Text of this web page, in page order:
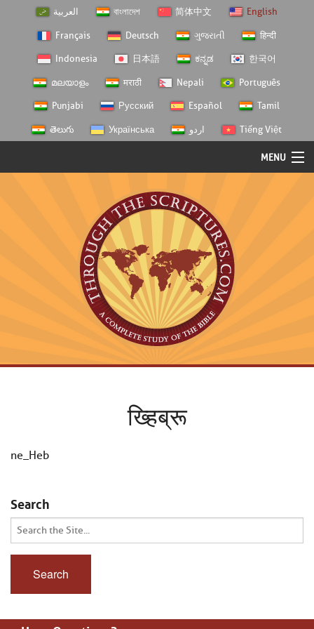
العربية বাংলাদেশ 简体中文 English
Français Deutsch ગુજરાતી हिन्दी
Indonesia 日本語 ಕನ್ನಡ 한국어
മലയാളം मराठी Nepali Português
Punjabi Русский Español Tamil
తెలుగు Українська اردو Tiếng Việt
MENU
Semester Studies
ख्हिब्रू
ne_Heb
Search
Search